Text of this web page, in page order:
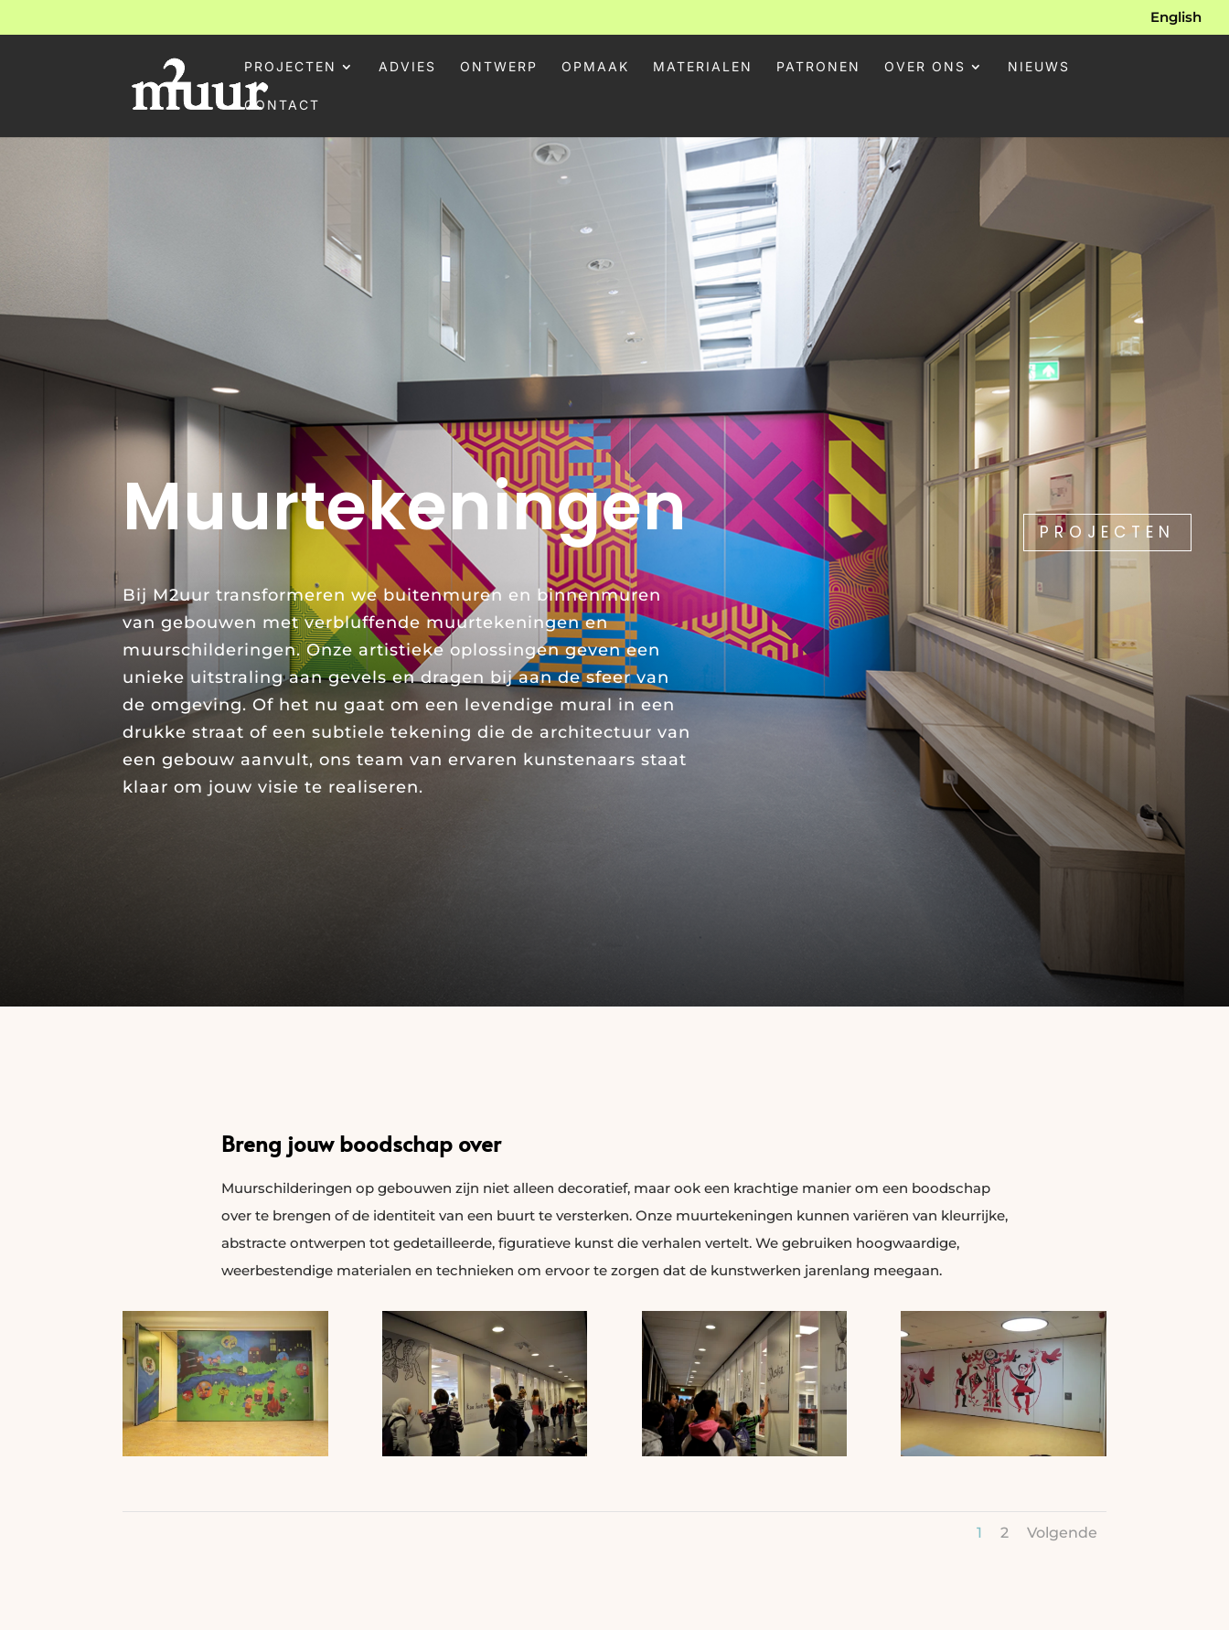
English
PROJECTEN ADVIES ONTWERP OPMAAK MATERIALEN PATRONEN OVER ONS NIEUWS
CONTACT
Muurtekeningen
Bij M2uur transformeren we buitenmuren en binnenmuren
van gebouwen met verbluffende muurtekeningen en
muurschilderingen. Onze artistieke oplossingen geven een
unieke uitstraling aan gevels en dragen bij aan de sfeer van
de omgeving. Of het nu gaat om een levendige mural in een
drukke straat of een subtiele tekening die de architectuur van
een gebouw aanvult, ons team van ervaren kunstenaars staat
klaar om jouw visie te realiseren.
PROJECTEN
Breng jouw boodschap over
Muurschilderingen op gebouwen zijn niet alleen decoratief, maar ook een krachtige manier om een boodschap
over te brengen of de identiteit van een buurt te versterken. Onze muurtekeningen kunnen variëren van kleurrijke,
abstracte ontwerpen tot gedetailleerde, figuratieve kunst die verhalen vertelt. We gebruiken hoogwaardige,
weerbestendige materialen en technieken om ervoor te zorgen dat de kunstwerken jarenlang meegaan.
1 2 Volgende